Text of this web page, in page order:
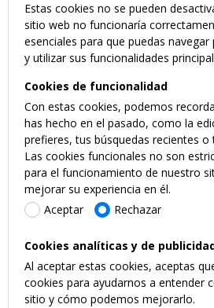
Estas cookies no se pueden
sitio web no funcionaría
esenciales para que puedas
y utilizar sus funcionalidades
Cookies de funcionalidad
Con estas cookies, podemos
has hecho en el pasado, como la
prefieres, tus búsquedas recientes
Las cookies funcionales no son
para el funcionamiento de nuestro
mejorar su experiencia en él.
Aceptar
Rechazar
Cookies analíticas y de
Al aceptar estas cookies, aceptas
cookies para ayudarnos a entender
sitio y cómo podemos mejorarlo.